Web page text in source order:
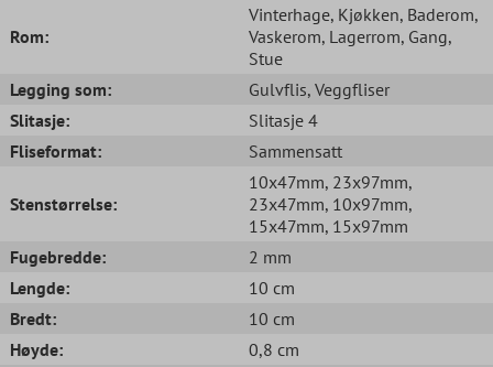
Rom:
Vinterhage, Kjøkken, Baderom,
Vaskerom, Lagerrom, Gang,
Stue
Legging som:
Gulvflis, Veggfliser
Slitasje:
Slitasje 4
Fliseformat:
Sammensatt
Stenstørrelse:
10x47mm, 23x97mm,
23x47mm, 10x97mm,
15x47mm, 15x97mm
Fugebredde:
2 mm
Lengde:
10 cm
Bredt:
10 cm
Høyde:
0,8 cm